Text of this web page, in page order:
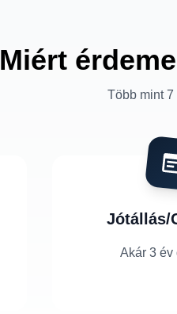
Miért
Több mint
Jótállás/
Akár 3 év